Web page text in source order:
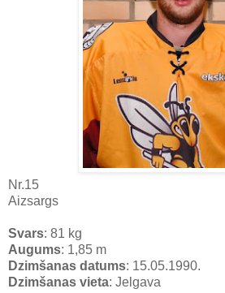
Nr.15
Aizsargs
Svars: 81 kg
Augums: 1,85 m
Dzimšanas datums: 15.05.1990.
Dzimšanas vieta: Jelgava